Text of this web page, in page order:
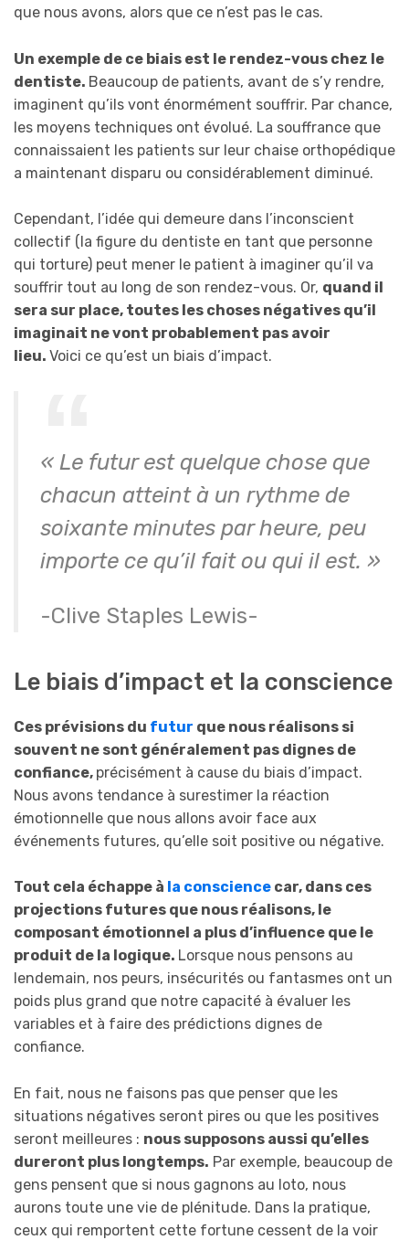
que nous avons, alors que ce n’est pas le cas.
Un exemple de ce biais est le rendez-vous chez le
dentiste. Beaucoup de patients, avant de s’y rendre,
imaginent qu’ils vont énormément souffrir. Par chance,
les moyens techniques ont évolué. La souffrance que
connaissaient les patients sur leur chaise orthopédique
a maintenant disparu ou considérablement diminué.
Cependant, l’idée qui demeure dans l’inconscient
collectif (la figure du dentiste en tant que personne
qui torture) peut mener le patient à imaginer qu’il va
souffrir tout au long de son rendez-vous. Or, quand il
sera sur place, toutes les choses négatives qu’il
imaginait ne vont probablement pas avoir
lieu. Voici ce qu’est un biais d’impact.
« Le futur est quelque chose que
chacun atteint à un rythme de
soixante minutes par heure, peu
importe ce qu’il fait ou qui il est. »
-Clive Staples Lewis-
Le biais d’impact et la conscience
Ces prévisions du futur que nous réalisons si
souvent ne sont généralement pas dignes de
confiance, précisément à cause du biais d’impact.
Nous avons tendance à surestimer la réaction
émotionnelle que nous allons avoir face aux
événements futures, qu’elle soit positive ou négative.
Tout cela échappe à la conscience car, dans ces
projections futures que nous réalisons, le
composant émotionnel a plus d’influence que le
produit de la logique. Lorsque nous pensons au
lendemain, nos peurs, insécurités ou fantasmes ont un
poids plus grand que notre capacité à évaluer les
variables et à faire des prédictions dignes de
confiance.
En fait, nous ne faisons pas que penser que les
situations négatives seront pires ou que les positives
seront meilleures : nous supposons aussi qu’elles
dureront plus longtemps. Par exemple, beaucoup de
gens pensent que si nous gagnons au loto, nous
aurons toute une vie de plénitude. Dans la pratique,
ceux qui remportent cette fortune cessent de la voir